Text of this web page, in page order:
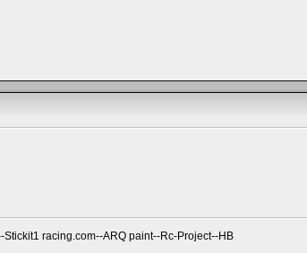
racing.com--ARQ paint--Rc-Project--HB